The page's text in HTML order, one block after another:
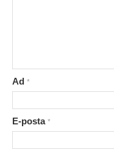
Ad *
E-posta *